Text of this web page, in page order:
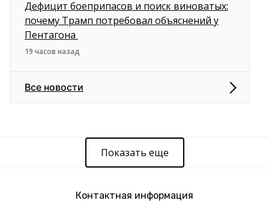
Дефицит боеприпасов и поиск виноватых:
почему Трамп потребовал объяснений у
Пентагона
19 часов назад
Все новости
Показать еще
Контактная информация